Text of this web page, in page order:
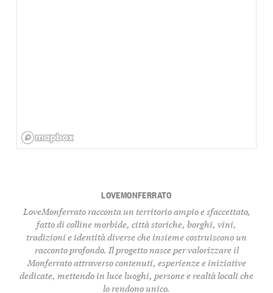
LOVEMONFERRATO
LoveMonferrato racconta un territorio ampio e sfaccettato,
fatto di colline morbide, città storiche, borghi, vini,
tradizioni e identità diverse che insieme costruiscono un
racconto profondo. Il progetto nasce per valorizzare il
Monferrato attraverso contenuti, esperienze e iniziative
dedicate, mettendo in luce luoghi, persone e realtà locali che
lo rendono unico.